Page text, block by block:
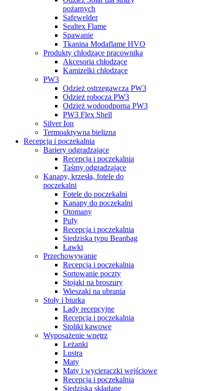
pożarnych
Safewelder
Sealtex Flame
Spawanie
Tkanina Modaflame HVO
Produkty chłodzące pracownika
Akcesoria chłodzące
Kamizelki chłodzące
PW3
Odzież ostrzegawcza PW3
Odzież robocza PW3
Odzież wodoodporna PW3
PW3 Flex Shell
Silver Ion
Termoaktywna bielizna
Recepcja i poczekalnia
Bariery odgradzające
Recepcja i poczekalnia
Taśmy odgradzające
Kanapy, krzesła, fotele do
poczekalni
Fotele do poczekalni
Kanapy do poczekalni
Otomany
Pufy
Recepcja i poczekalnia
Siedziska typu Beanbag
Ławki
Przechowywanie
Recepcja i poczekalnia
Sortowanie poczty
Stojaki na broszury
Wieszaki na ubrania
Stoły i biurka
Lady recepcyjne
Recepcja i poczekalnia
Stoliki kawowe
Wyposażenie wnętrz
Leżanki
Lustra
Maty
Maty i wycieraczki wejściowe
Recepcja i poczekalnia
Siedziska składane